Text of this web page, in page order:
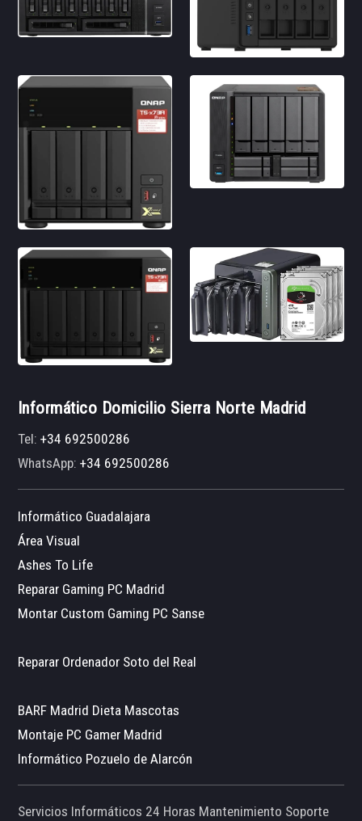
Informático Domicilio Sierra Norte Madrid
Tel:+34 692500286
WhatsApp:+34 692500286
Informático Guadalajara
Área Visual
Ashes To Life
Reparar Gaming PC Madrid
Montar Custom Gaming PC Sanse
Reparar Ordenador Soto del Real
BARF Madrid Dieta Mascotas
Montaje PC Gamer Madrid
Informático Pozuelo de Alarcón
Servicios Informáticos 24 Horas Mantenimiento Soporte